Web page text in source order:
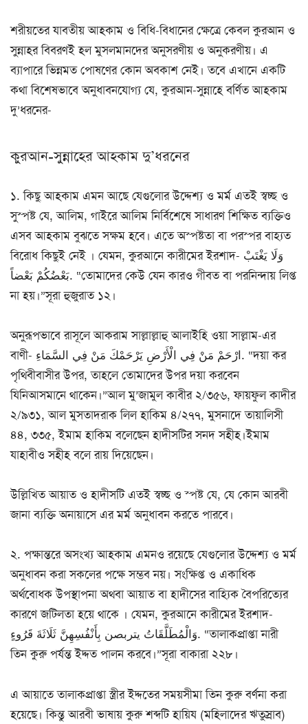
শরীয়তের যাবতীয় আহকাম ও বিধি-বিধানের ক্ষেত্রে কেবল কুরআন ও
সুন্নাহর বিবরণই হল মুসলমানদের অনুসরণীয় ও অনুকরণীয়। এ
ব্যাপারে ভিন্নমত পোষণের কোন অবকাশ নেই। তবে এখানে একটি
কথা বিশেষভাবে অনুধাবনযোগ্য যে, কুরআন-সুন্নাহে বর্ণিত আহকাম
দু’ধরনের-
কুরআন-সুন্নাহের আহকাম দু’ধরনের
১. কিছু আহকাম এমন আছে যেগুলোর উদ্দেশ্য ও মর্ম এতই স্বচ্ছ ও
সুস্পষ্ট যে, আলিম, গাইরে আলিম নির্বিশেষে সাধারণ শিক্ষিত ব্যক্তিও
এসব আহকাম বুঝতে সক্ষম হবে। এতে অস্পষ্টতা বা পরস্পর বাহ্যত
বিরোধ কিছুই নেই । যেমন, কুরআনে কারীমের ইরশাদ- وَلَا يَغْتَبْ
بَعْضُكُمْ بَعْضاً. “তোমাদের কেউ যেন কারও গীবত বা পরনিন্দায় লিপ্ত
না হয়।”সূরা হুজুরাত ১২।
অনুরূপভাবে রাসূলে আকরাম সাল্লাল্লাহু আলাইহি ওয়া সাল্লাম-এর
বাণী- ارْحَمْ مَنْ فِي الْأَرْضِ يَرْحَمْكَ مَنْ فِي السَّمَاءِ. “দয়া কর
পৃথিবীবাসীর উপর, তাহলে তোমাদের উপর দয়া করবেন
যিনিআসমানে থাকেন।”আল মু’জামুল কাবীর ২/৩৫৬, ফায়ফুল কাদীর
২/৯৩১, আল মুসতাদরাক লিল হাকিম ৪/২৭৭, মুসনাদে তায়ালিসী
৪৪, ৩৩৫, ইমাম হাকিম বলেছেন হাদীসটির সনদ সহীহ।ইমাম
যাহাবীও সহীহ বলে রায় দিয়েছেন।
উল্লিখিত আয়াত ও হাদীসটি এতই স্বচ্ছ ও স্পষ্ট যে, যে কোন আরবী
জানা ব্যক্তি অনায়াসে এর মর্ম অনুধাবন করতে পারবে।
২. পক্ষান্তরে অসংখ্য আহকাম এমনও রয়েছে যেগুলোর উদ্দেশ্য ও মর্ম
অনুধাবন করা সকলের পক্ষে সম্ভব নয়। সংক্ষিপ্ত ও একাধিক
অর্থবোধক উপস্থাপনা অথবা আয়াত বা হাদীসের বাহ্যিক বৈপরিত্যের
কারণে জটিলতা হয়ে থাকে । যেমন, কুরআনে কারীমের ইরশাদ-
وَالْمُطَلَّقَاتُ يتربصن بِأَنْفُسِهِنَّ ثَلَاثَةَ قَرُوءٍ. “তালাকপ্রাপ্তা নারী
তিন কুরু পর্যন্ত ইদ্দত পালন করবে।”সূরা বাকারা ২২৮।
এ আয়াতে তালাকপ্রাপ্তা স্ত্রীর ইদ্দতের সময়সীমা তিন কুরু বর্ণনা করা
হয়েছে। কিন্তু আরবী ভাষায় কুরু শব্দটি হায়িয (মহিলাদের ঋতুস্রাব)